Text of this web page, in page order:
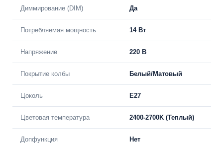
Диммирование (DIM) Да
Потребляемая мощность 14 Вт
Напряжение 220 В
Покрытие колбы Белый/Матовый
Цоколь E27
Цветовая температура 2400-2700K (Теплый)
Допфункция Нет